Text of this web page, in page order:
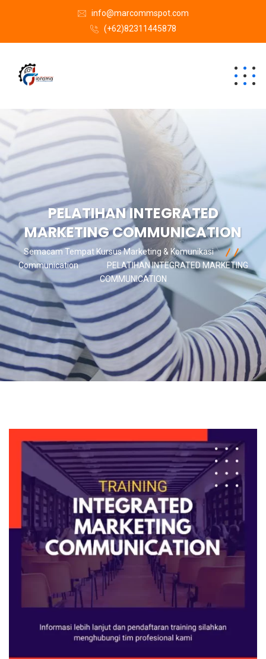
info@marcommspot.com
(+62)82311445878
PELATIHAN INTEGRATED
MARKETING COMMUNICATION
Semacam Tempat Kursus Marketing & Komunikasi
Communication
PELATIHAN INTEGRATED MARKETING
COMMUNICATION